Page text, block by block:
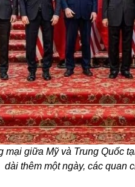
mại giữa Mỹ và Trung Quốc
dài thêm một ngày, các quan